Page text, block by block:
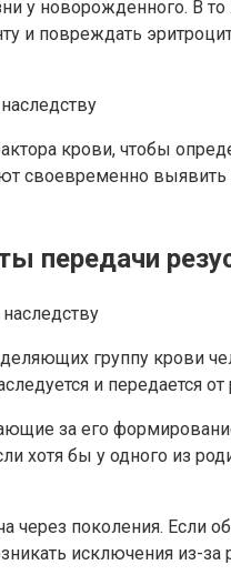
у новорожденного. В
и повреждать
крови, чтобы
своевременно
передачи
группу крови
и передается
за его
бы у одного из
поколения. Если
исключения из-за